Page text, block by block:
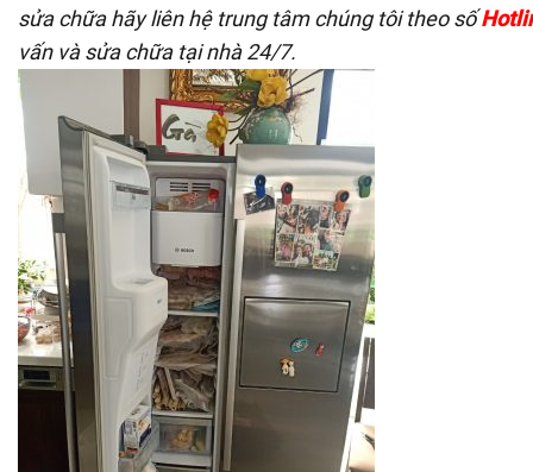
sửa chữa hãy liên hệ trung tâm chúng tôi theo số
vấn và sửa chữa tại nhà 24/7.